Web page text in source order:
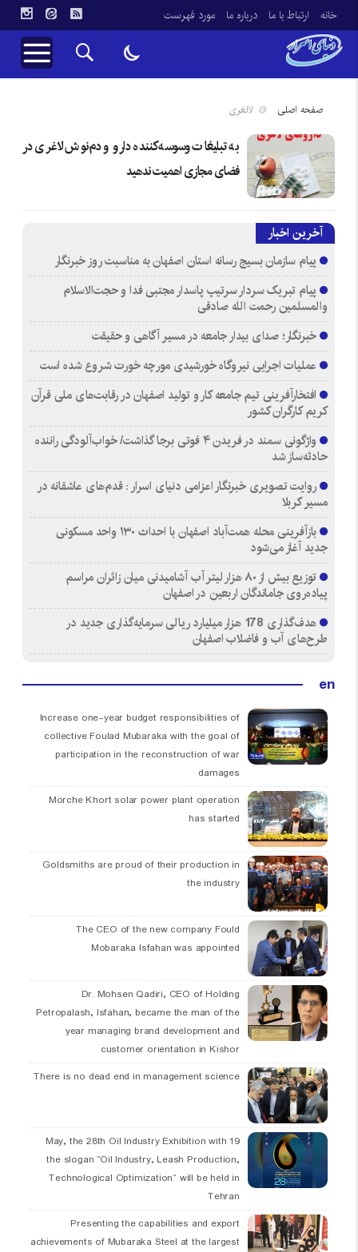
خانه ارتباط با ما درباره ما مورد فهرست
صفحه اصلی لالغری
به تبلیغات وسوسه کننده دارو و دم‌نوش لاغری در
فضای مجازی اهمیت ندهید
آخرین اخبار
پیام سازمان بسیج رسانه استان اصفهان به مناسبت روز خبرنگار
پیام تبریک سردار سرتیپ پاسدار مجتبی فدا و حجت‌الاسلام
والمسلمین رحمت الله صادقی
خبرنگار؛ صدای بیدار جامعه در مسیر آگاهی و حقیقت
عملیات اجرایی نیروگاه خورشیدی مورچه خورت شروع شده است
افتخارآفرینی تیم جامعه کار و تولید اصفهان در رقابت‌های ملی قرآن
کریم کارگران کشور
واژگونی سمند در فریدن ۴ فوتی برجا گذاشت/ خواب‌آلودگی راننده
حادثه‌ساز شد
روایت تصویری خبرنگار اعزامی دنیای اسرار : قدم‌های عاشقانه در
مسیر کربلا
بازآفرینی محله همت‌آباد اصفهان با احداث ۱۳۰ واحد مسکونی
جدید آغاز می‌شود
توزیع بیش از ۸۰ هزار لیتر آب آشامیدنی میان زائران مراسم
پیاده‌روی جاماندگان اربعین در اصفهان
هدف‌گذاری 178 هزار میلیارد ریالی سرمایه‌گذاری جدید در
طرح‌های آب و فاضلاب اصفهان
en
Increase one-year budget responsibilities of
collective Foulad Mubaraka with the goal of
participation in the reconstruction of war
damages
Morche Khort solar power plant operation
has started
Goldsmiths are proud of their production in
the industry
The CEO of the new company Fould
Mobaraka Isfahan was appointed
Dr. Mohsen Qadiri, CEO of Holding
Petropalash, Isfahan, became the man of the
year managing brand development and
customer orientation in Kishor
There is no dead end in management science
19 May, the 28th Oil Industry Exhibition with
the slogan “Oil Industry, Leash Production,
Technological Optimization” will be held in
Tehran
Presenting the capabilities and export
achievements of Mubaraka Steel at the largest